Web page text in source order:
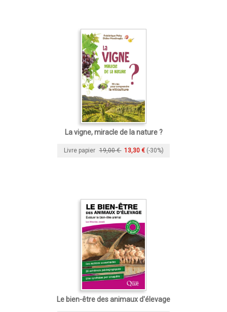
La vigne, miracle de la nature ?
Livre papier 19,00 € 13,30 € (-30%)
Le bien-être des animaux d'élevage